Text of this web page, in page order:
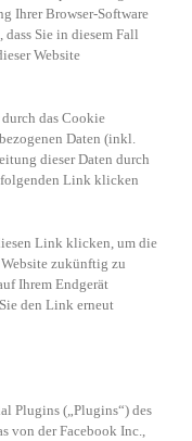
Ihrer Browser-Software
Sie in diesem Fall
Website
das Cookie
Daten (inkl.
dieser Daten durch
folgenden Link klicken
Link klicken, um die
zukünftig zu
Ihrem Endgerät
den Link erneut
Plugins („Plugins“) des
von der Facebook Inc.,